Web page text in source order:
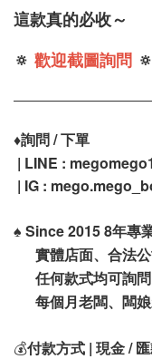
這款真的必收～
🔅 歡迎截圖詢問 🔅
♦️詢問 / 下單
| LINE :
| IG :
♠️ Since 2015 8年專
實體店面、合法公
任何款式均可詢問
每個月老闆、闆娘
💰付款方式 | 現金 /